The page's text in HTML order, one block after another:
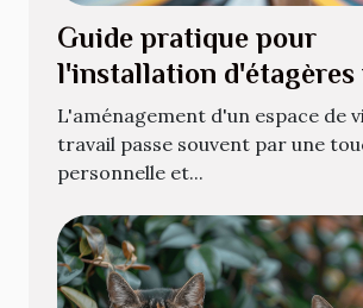
Guide pratique pour
l'installation d'étagères
pour livres
L'aménagement d'un espace de
travail passe souvent par une
personnelle et...